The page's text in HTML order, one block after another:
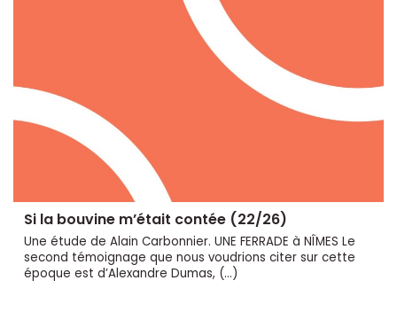
Si la bouvine m’était contée (22/26)
Une étude de Alain Carbonnier. UNE FERRADE à NÎMES Le
second témoignage que nous voudrions citer sur cette
époque est d’Alexandre Dumas, (…)